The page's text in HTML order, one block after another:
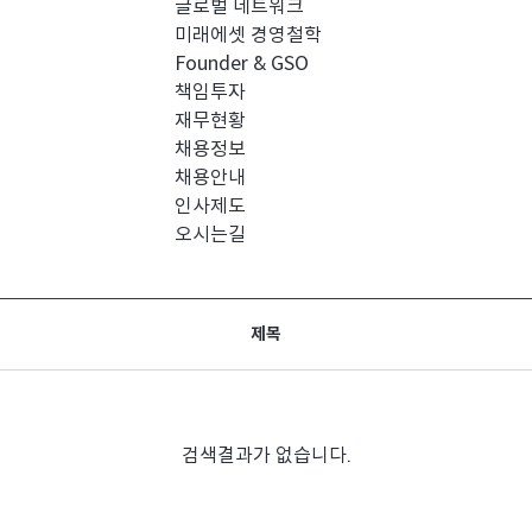
글로벌 네트워크
미래에셋 경영철학
Founder & GSO
책임투자
재무현황
채용정보
채용안내
인사제도
오시는길
제목
검색결과가 없습니다.